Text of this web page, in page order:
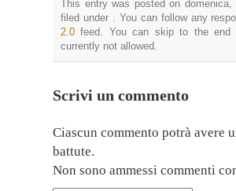
This entry was posted on
filed under . You can follow any
2.0 feed. You can skip to the end
currently not allowed.
Scrivi un commento
Ciascun commento potrà avere
battute.
Non sono ammessi commenti